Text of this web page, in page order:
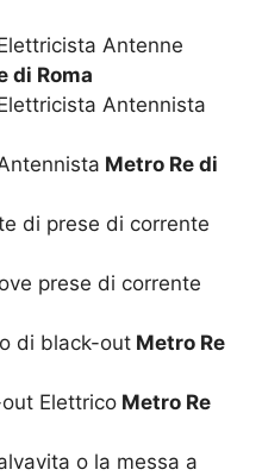
Antenne
di Roma
Antennista
Metro Re di
di prese di corrente
prese di corrente
di black-out Metro Re
Elettrico Metro Re
o la messa a